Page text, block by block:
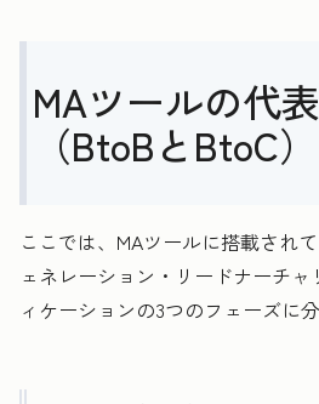
MAツールの代
（BtoBとBtoC）
ここでは、MAツールに搭載され
ェネレーション・リードナーチ
ィケーションの3つのフェーズに